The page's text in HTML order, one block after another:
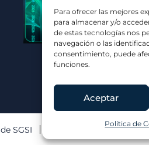
Para ofrecer las mejores
para almacenar y/o
de estas tecnologías nos
navegación o las
consentimiento, puede
funciones.
Aceptar
Política de
SGSI Canal de denuncias